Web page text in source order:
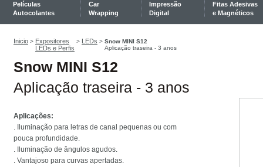
Películas
Autocolantes
Car
Wrapping
Impressão
Digital
Fitas Adesivas
e Magnéticos
Inicio > Expositores
LEDs e Perfis
> LEDs > Snow MINI S12
Aplicação traseira - 3 anos
Snow MINI S12
Aplicação traseira - 3 anos
Aplicações:
. Iluminação para letras de canal pequenas ou com
pouca profundidade.
. Iluminação de ângulos agudos.
. Vantajoso para curvas apertadas.